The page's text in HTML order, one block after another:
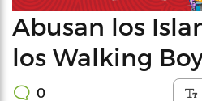
Abusan los
los Walking
0